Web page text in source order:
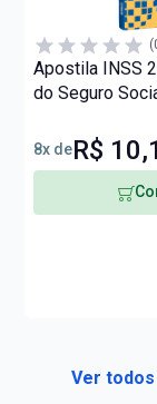
Apostila INSS
do Seguro
8x deR$
Ver